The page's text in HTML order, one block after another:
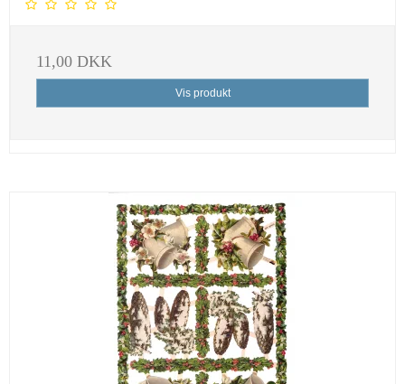
11,00 DKK
Vis produkt